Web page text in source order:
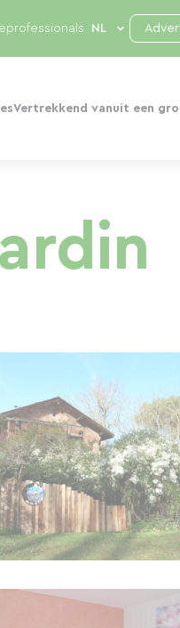
Vertrekkend vanuit een